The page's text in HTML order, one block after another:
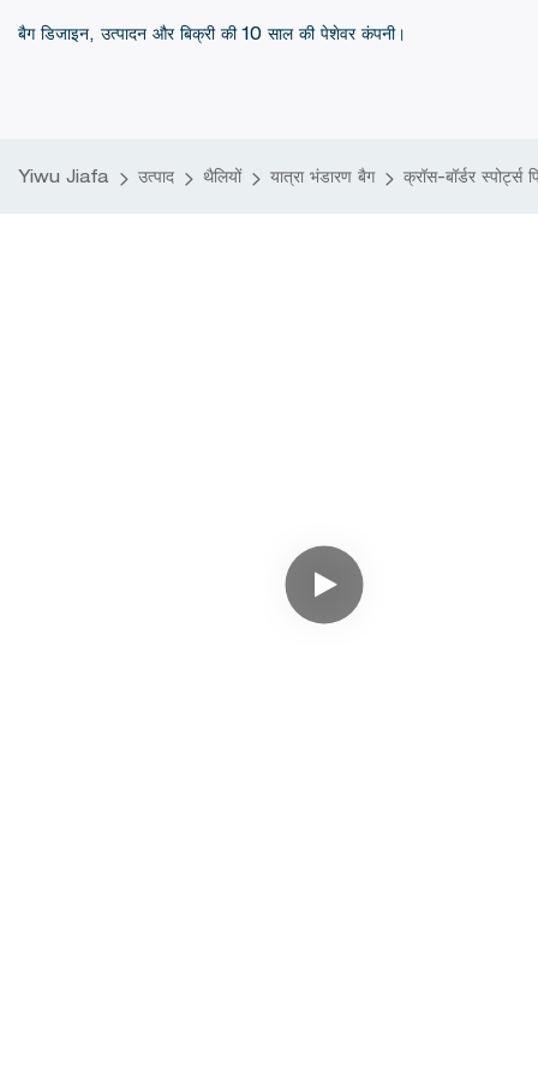
बैग डिजाइन, उत्पादन और बिक्री की 10 साल की पेशेवर कंपनी।
Yiwu Jiafa उत्पाद थैलियों यात्रा भंडारण बैग क्रॉस-बॉर्डर